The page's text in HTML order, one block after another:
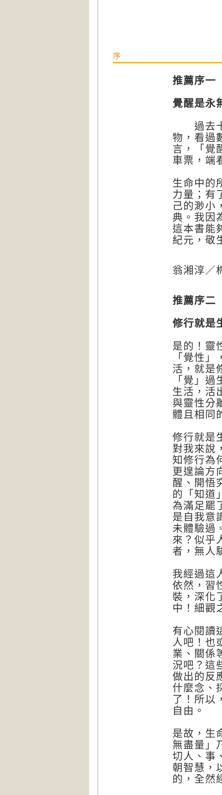
序
推薦序一
覺醒是永
過去十
物，看過
言，「覺
車票，端
生命中的
力量；有
己的渺小
典。我因
這本書能
紀元，敬
翁湘淳／
推薦序二
修行就是
是的！靈
「覺性
活，就是
「覺」
生活，活
與靈性分
體且相同
修行就是
對我來說
知修行為
更遑論方
醒、開悟
的「知道
為滿足罷
是自我意
未體驗過
來？似乎
者，無人
我經過這
依然，習
裝，深化
中！細觀
有心閱讀
人吧！也
業、關係
況吧？這
做出的反
什麼念、
了！所以
自由。
是故，生
無盡量」
切人、事
朝智慧，
的，全然